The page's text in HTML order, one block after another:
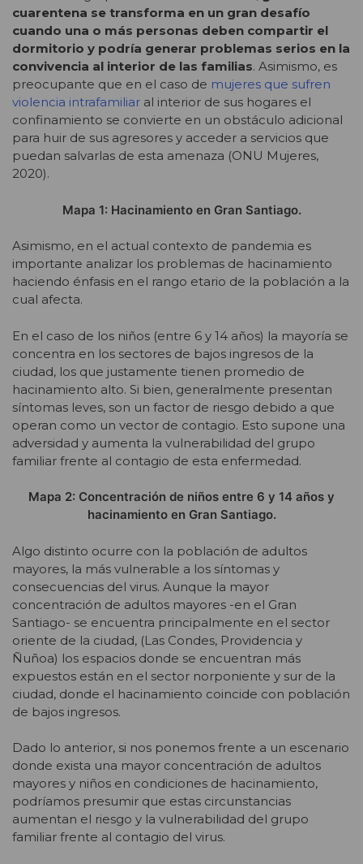
cuarentena se transforma en un gran desafío
cuando una o más personas deben compartir el
dormitorio y podría generar problemas serios en la
convivencia al interior de las familias. Asimismo, es
preocupante que en el caso de mujeres que sufren
violencia intrafamiliar al interior de sus hogares el
confinamiento se convierte en un obstáculo adicional
para huir de sus agresores y acceder a servicios que
puedan salvarlas de esta amenaza (ONU Mujeres,
2020).
Mapa 1: Hacinamiento en Gran Santiago.
Asimismo, en el actual contexto de pandemia es
importante analizar los problemas de hacinamiento
haciendo énfasis en el rango etario de la población a la
cual afecta.
En el caso de los niños (entre 6 y 14 años) la mayoría se
concentra en los sectores de bajos ingresos de la
ciudad, los que justamente tienen promedio de
hacinamiento alto. Si bien, generalmente presentan
síntomas leves, son un factor de riesgo debido a que
operan como un vector de contagio. Esto supone una
adversidad y aumenta la vulnerabilidad del grupo
familiar frente al contagio de esta enfermedad.
Mapa 2: Concentración de niños entre 6 y 14 años y
hacinamiento en Gran Santiago.
Algo distinto ocurre con la población de adultos
mayores, la más vulnerable a los síntomas y
consecuencias del virus. Aunque la mayor
concentración de adultos mayores -en el Gran
Santiago- se encuentra principalmente en el sector
oriente de la ciudad, (Las Condes, Providencia y
Ñuñoa) los espacios donde se encuentran más
expuestos están en el sector norponiente y sur de la
ciudad, donde el hacinamiento coincide con población
de bajos ingresos.
Dado lo anterior, si nos ponemos frente a un escenario
donde exista una mayor concentración de adultos
mayores y niños en condiciones de hacinamiento,
podríamos presumir que estas circunstancias
aumentan el riesgo y la vulnerabilidad del grupo
familiar frente al contagio del virus.